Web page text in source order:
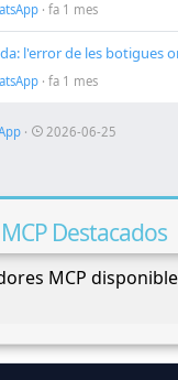
· fa 1 mes
l'error de les botigues
· fa 1 mes
· 2026-06-25
Destacados
MCP